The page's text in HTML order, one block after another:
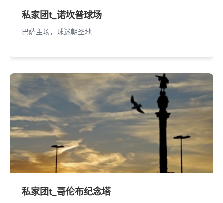
私家团t_诺坎普球场
巴萨主场，球迷朝圣地
私家团t_哥伦布纪念塔